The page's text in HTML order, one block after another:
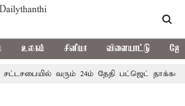
உலகம் சினிமா விளையாட்டு
வரும் 24ம் தேதி பட்ஜெட் தாக்கல்